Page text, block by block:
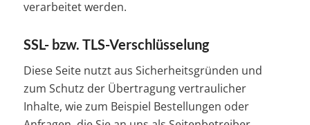
verarbeitet werden.
SSL- bzw. TLS-Verschlüsselung
Diese Seite nutzt aus Sicherheitsgründen und
zum Schutz der Übertragung vertraulicher
Inhalte, wie zum Beispiel Bestellungen oder